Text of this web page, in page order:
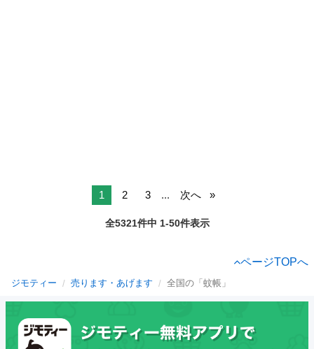
1 2 3 ... 次へ
全5321件中 1-50件表示
ページTOPへ
ジモティー 売ります・あげます 全国の「蚊帳」